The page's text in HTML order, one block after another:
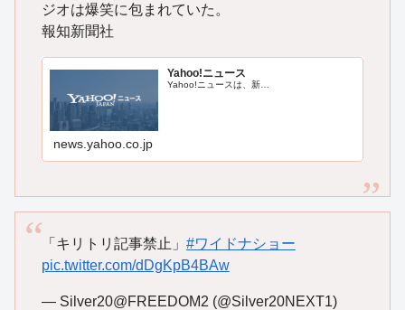
ジオは爆笑に包まれていた。
報知新聞社
Yahoo!ニュース
Yahoo!ニュースは、新…
news.yahoo.co.jp
「キリトリ記事禁止」 #ワイドナショー
pic.twitter.com/dDgKpB4BAw
— Silver20@FREEDOM2 (@Silver20NEXT1)